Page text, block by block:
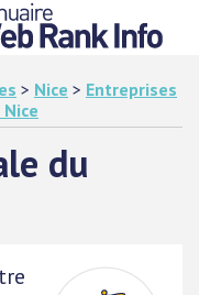
> Nice > Entreprises
du